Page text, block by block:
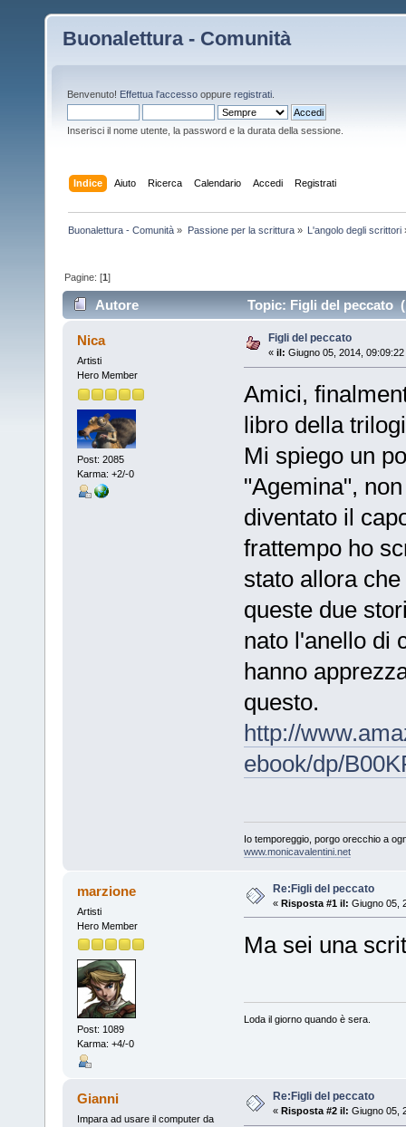
Buonalettura - Comunità
Benvenuto! Effettua l'accesso oppure registrati
Inserisci il nome utente, la password e la durata della sessione.
Indice Aiuto Ricerca Calendario Accedi Registrati
Buonalettura - Comunità » Passione per la scrittura» L'angolo degli scrittori
Pagine: [1]
Autore Topic: Figli del peccato
Nica
Artisti
Hero Member
Post: 2085
Karma: +2/-0
Figli del peccato
« il: Giugno 05, 2014, 09:09:22
Amici,
libro della
Mi spiego un
"Agemina",
diventato il
frattempo ho
stato allora
queste due
nato l'anello di
hanno
questo.
http://
ebook/dp/
Io temporeggio, porgo orecchio a
www.monicavalentini.net
marzione
Artisti
Hero Member
Post: 1089
Karma: +4/-0
Re:Figli del peccato
« Risposta #1 il: Giugno 05,
Ma sei una
Loda il giorno quando è sera.
Gianni
Impara ad usare il computer da
Re:Figli del peccato
« Risposta #2 il: Giugno 05,